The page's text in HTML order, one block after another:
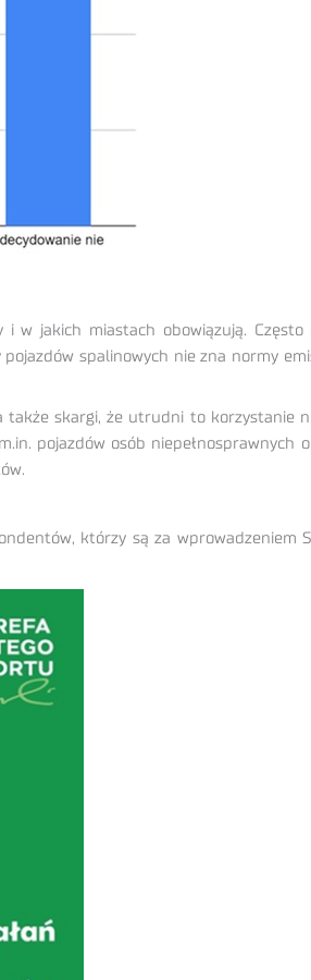
w jakich miastach obowiązują.
spalinowych nie zna normy
także skargi, że utrudni to korzystanie
pojazdów osób niepełnosprawnych
którzy są za wprowadzeniem